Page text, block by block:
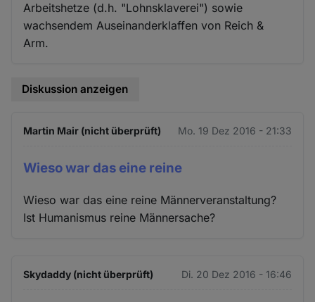
Arbeitshetze (d.h. "Lohnsklaverei") sowie
wachsendem Auseinanderklaffen von Reich &
Arm.
Diskussion anzeigen
Martin Mair (nicht überprüft) Mo. 19 Dez 2016 - 21:33
Wieso war das eine reine
Wieso war das eine reine Männerveranstaltung?
Ist Humanismus reine Männersache?
Skydaddy (nicht überprüft) Di. 20 Dez 2016 - 16:46